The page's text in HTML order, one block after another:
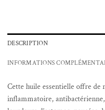
DESCRIPTION
INFORMATIONS
Cette huile essentielle offre
inflammatoire,